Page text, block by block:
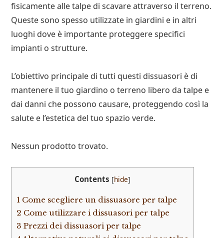
fisicamente alle talpe di scavare attraverso il terreno.
Queste sono spesso utilizzate in giardini e in altri
luoghi dove è importante proteggere specifici
impianti o strutture.
L’obiettivo principale di tutti questi dissuasori è di
mantenere il tuo giardino o terreno libero da talpe e
dai danni che possono causare, proteggendo così la
salute e l’estetica del tuo spazio verde.
Nessun prodotto trovato.
Contents [hide]
1 Come scegliere un dissuasore per talpe
2 Come utilizzare i dissuasori per talpe
3 Prezzi dei dissuasori per talpe